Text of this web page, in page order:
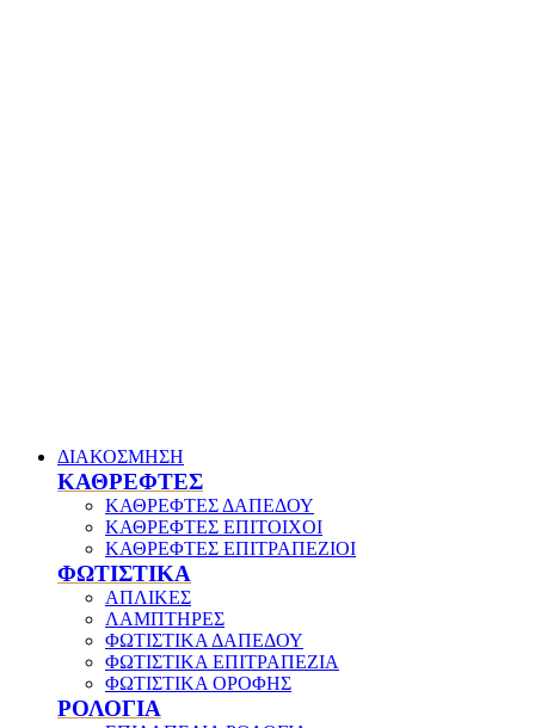
ΔΙΑΚΟΣΜΗΣΗ
ΚΑΘΡΕΦΤΕΣ
ΚΑΘΡΕΦΤΕΣ ΔΑΠΕΔΟΥ
ΚΑΘΡΕΦΤΕΣ ΕΠΙΤΟΙΧΟΙ
ΚΑΘΡΕΦΤΕΣ ΕΠΙΤΡΑΠΕΖΙΟΙ
ΦΩΤΙΣΤΙΚΑ
ΑΠΛΙΚΕΣ
ΛΑΜΠΤΗΡΕΣ
ΦΩΤΙΣΤΙΚΑ ΔΑΠΕΔΟΥ
ΦΩΤΙΣΤΙΚΑ ΕΠΙΤΡΑΠΕΖΙΑ
ΦΩΤΙΣΤΙΚΑ ΟΡΟΦΗΣ
ΡΟΛΟΓΙΑ